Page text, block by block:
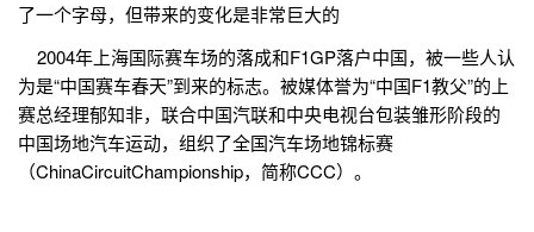
了一个字母，但带来的变化是非常巨大的
2004年上海国际赛车场的落成和F1GP落户中国，被一些人认
为是“中国赛车春天”到来的标志。被媒体誉为“中国F1教父”的上
赛总经理郁知非，联合中国汽联和中央电视台包装雏形阶段的
中国场地汽车运动，组织了全国汽车场地锦标赛
（ChinaCircuitChampionship，简称CCC）。